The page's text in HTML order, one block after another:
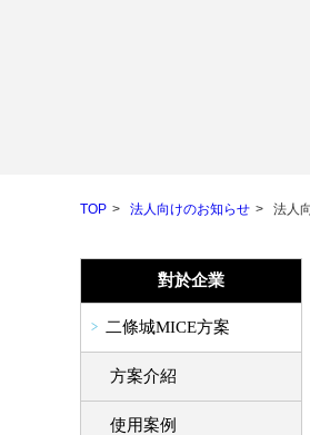
TOP 法人向けのお知らせ 法人
對於企業
二條城MICE方案
方案介紹
使用案例